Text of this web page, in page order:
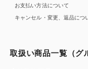
お支払い方法について
キャンセル・変更、返品につ
取扱い商品一覧（グ